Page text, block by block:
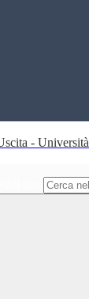
- Università